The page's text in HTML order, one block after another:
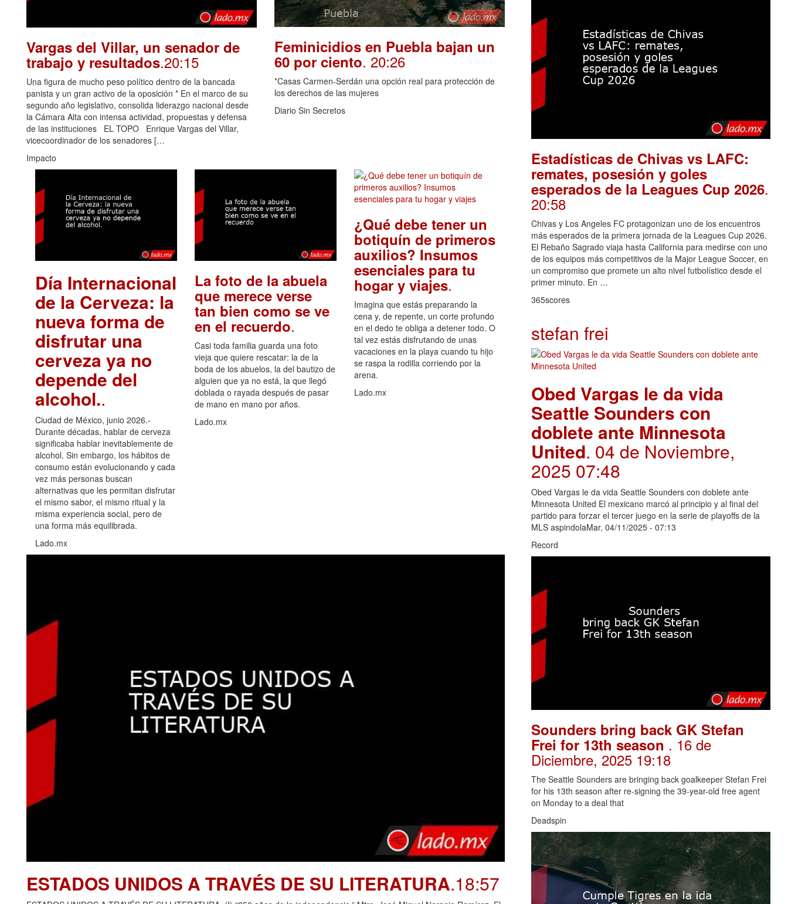
Vargas del Villar, un senador de
trabajo y resultados.20:15
Una figura de mucho peso político dentro de la bancada
panista y un gran activo de la oposición * En el marco de su
segundo año legislativo, consolida liderazgo nacional desde
la Cámara Alta con intensa actividad, propuestas y defensa
de las instituciones EL TOPO Enrique Vargas del Villar,
vicecoordinador de los senadores […
Impacto
Feminicidios en Puebla bajan un
60 por ciento. 20:26
*Casas Carmen-Serdán una opción real para protección de
los derechos de las mujeres
Diario Sin Secretos
Día Internacional
de la Cerveza: la
nueva forma de
disfrutar una
cerveza ya no
depende del
alcohol..
Ciudad de México, junio 2026.-
Durante décadas, hablar de cerveza
significaba hablar inevitablemente de
alcohol. Sin embargo, los hábitos de
consumo están evolucionando y cada
vez más personas buscan
alternativas que les permitan disfrutar
el mismo sabor, el mismo ritual y la
misma experiencia social, pero de
una forma más equilibrada.
Lado.mx
La foto de la abuela
que merece verse
tan bien como se ve
en el recuerdo.
Casi toda familia guarda una foto
vieja que quiere rescatar: la de la
boda de los abuelos, la del bautizo de
alguien que ya no está, la que llegó
doblada o rayada después de pasar
de mano en mano por años.
Lado.mx
¿Qué debe tener un
botiquín de primeros
auxilios? Insumos
esenciales para tu
hogar y viajes.
Imagina que estás preparando la
cena y, de repente, un corte profundo
en el dedo te obliga a detener todo. O
tal vez estás disfrutando de unas
vacaciones en la playa cuando tu hijo
se raspa la rodilla corriendo por la
arena.
Lado.mx
ESTADOS UNIDOS A TRAVÉS DE SU LITERATURA.18:57
Estadísticas de Chivas vs LAFC:
remates, posesión y goles
esperados de la Leagues Cup 2026.
20:58
Chivas y Los Angeles FC protagonizan uno de los encuentros
más esperados de la primera jornada de la Leagues Cup 2026.
El Rebaño Sagrado viaja hasta California para medirse con uno
de los equipos más competitivos de la Major League Soccer, en
un compromiso que promete un alto nivel futbolístico desde el
primer minuto. En …
365scores
stefan frei
Obed Vargas le da vida
Seattle Sounders con
doblete ante Minnesota
United. 04 de Noviembre,
2025 07:48
Obed Vargas le da vida Seattle Sounders con doblete ante
Minnesota United El mexicano marcó al principio y al final del
partido para forzar el tercer juego en la serie de playoffs de la
MLS aspindolaMar, 04/11/2025 - 07:13
Record
Sounders bring back GK Stefan
Frei for 13th season . 16 de
Diciembre, 2025 19:18
The Seattle Sounders are bringing back goalkeeper Stefan Frei
for his 13th season after re-signing the 39-year-old free agent
on Monday to a deal that
Deadspin